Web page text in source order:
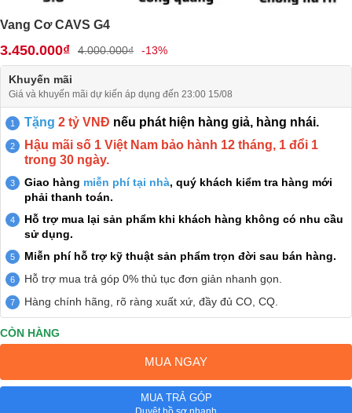
Vang Cơ CAVS G4
3.450.000₫ 4.000.000₫ -13%
Khuyến mãi
Giá và khuyến mãi dự kiến áp dụng đến 23:00 15/08
Tặng 2 tỷ VNĐ nếu phát hiện hàng giả, hàng nhái.
Hậu mãi số 1 Việt Nam bảo hành 12 tháng, 1 đổi 1
trong 30 ngày.
Giao hàng miễn phí tại nhà, quý khách kiểm tra hàng mới
phải thanh toán.
Hỗ trợ mua lại sản phẩm khi khách hàng không có nhu cầu
sử dụng.
Miễn phí hỗ trợ kỹ thuật sản phẩm trọn đời sau bán hàng.
Hỗ trợ mua trả góp 0% thủ tục đơn giản nhanh gọn.
Hàng chính hãng, rõ ràng xuất xứ, đầy đủ CO, CQ.
CÒN HÀNG
MUA NGAY
MUA TRẢ GÓP